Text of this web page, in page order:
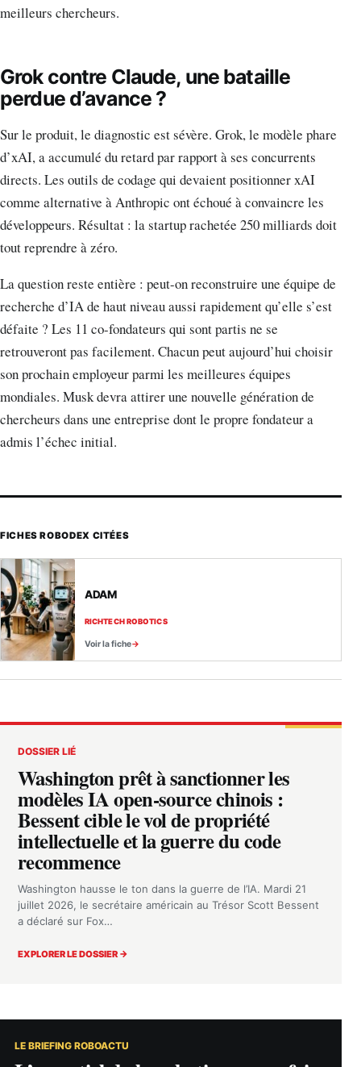
meilleurs chercheurs.
Grok contre Claude, une bataille
perdue d’avance ?
Sur le produit, le diagnostic est sévère. Grok, le modèle phare
d’xAI, a accumulé du retard par rapport à ses concurrents
directs. Les outils de codage qui devaient positionner xAI
comme alternative à Anthropic ont échoué à convaincre les
développeurs. Résultat : la startup rachetée 250 milliards doit
tout reprendre à zéro.
La question reste entière : peut-on reconstruire une équipe de
recherche d’IA de haut niveau aussi rapidement qu’elle s’est
défaite ? Les 11 co-fondateurs qui sont partis ne se
retrouveront pas facilement. Chacun peut aujourd’hui choisir
son prochain employeur parmi les meilleures équipes
mondiales. Musk devra attirer une nouvelle génération de
chercheurs dans une entreprise dont le propre fondateur a
admis l’échec initial.
FICHES ROBODEX CITÉES
ADAM
RICHTECH ROBOTICS
Voir la fiche
DOSSIER LIÉ
Washington prêt à sanctionner les
modèles IA open-source chinois :
Bessent cible le vol de propriété
intellectuelle et la guerre du code
recommence
Washington hausse le ton dans la guerre de l’IA. Mardi 21
juillet 2026, le secrétaire américain au Trésor Scott Bessent
a déclaré sur Fox…
EXPLORER LE DOSSIER →
LE BRIEFING ROBOACTU